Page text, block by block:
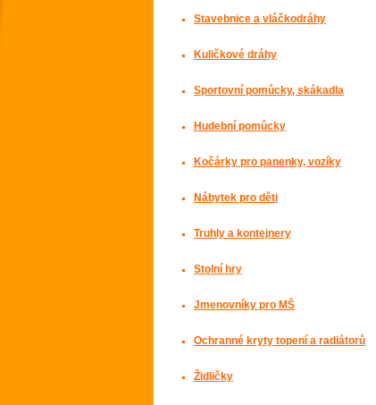
Stavebnice a vláčkodráhy
Kuličkové dráhy
Sportovní pomůcky, skákadla
Hudební pomůcky
Kočárky pro panenky, vozíky
Nábytek pro děti
Truhly a kontejnery
Stolní hry
Jmenovníky pro MŠ
Ochranné kryty topení a radiátorů
Židličky